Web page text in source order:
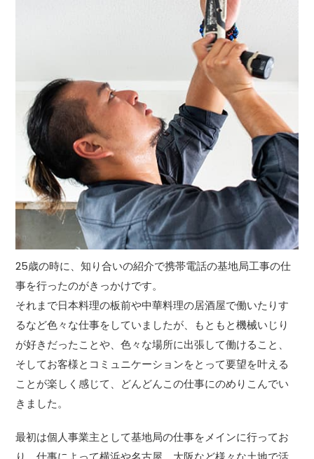
25歳の時に、知り合いの紹介で携帯電話の基地局工事の仕
事を行ったのがきっかけです。
それまで日本料理の板前や中華料理の居酒屋で働いたりす
るなど色々な仕事をしていましたが、もともと機械いじり
が好きだったことや、色々な場所に出張して働けること、
そしてお客様とコミュニケーションをとって要望を叶える
ことが楽しく感じて、どんどんこの仕事にのめりこんでい
きました。
最初は個人事業主として基地局の仕事をメインに行ってお